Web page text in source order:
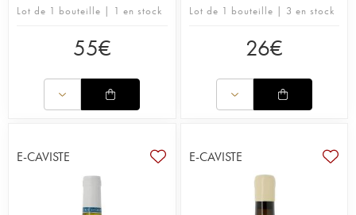
Lot de 1 bouteille | 1 en stock
55€
Lot de 1 bouteille | 3 en stock
26€
E-CAVISTE E-CAVISTE